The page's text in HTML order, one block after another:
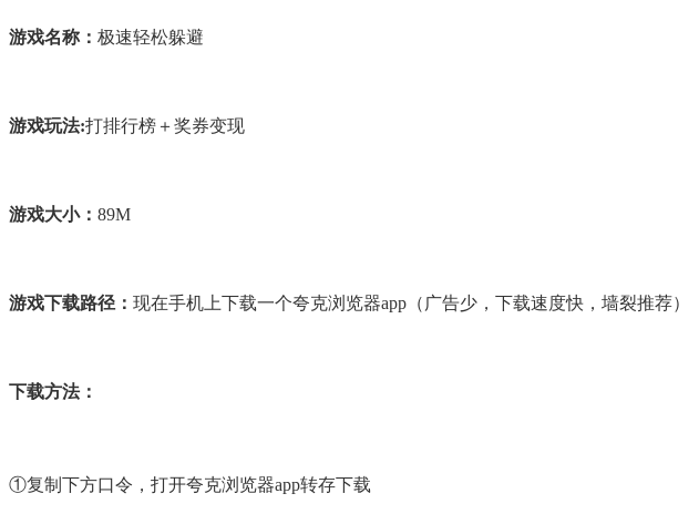
游戏名称： 极速轻松躲避
游戏玩法:打排行榜＋奖券变现
游戏大小： 89M
游戏下载路径： 现在手机上下载一个夸克浏览器app（广告少，下载速度快，墙裂推荐）
下载方法：
①复制下方口令，打开夸克浏览器app转存下载